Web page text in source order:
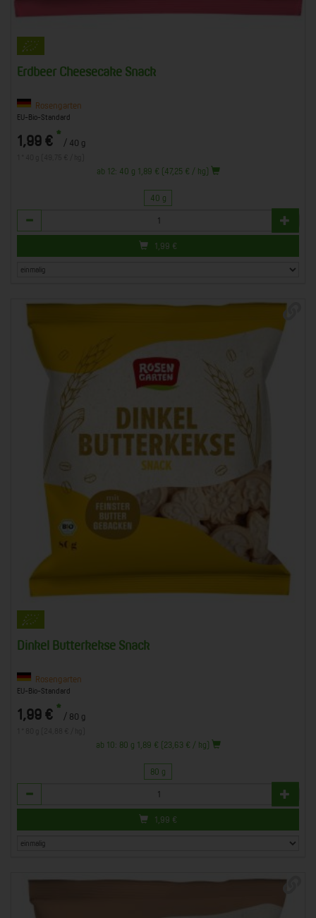
Erdbeer Cheesecake Snack
Rosengarten
EU-Bio-Standard
1,99 € * / 40 g
ab 12: 40 g 1,89 € (47,25 € / kg)
40 g
Anzahl
1,99 €
Dinkel Butterkekse Snack
Rosengarten
EU-Bio-Standard
1,99 € * / 80 g
ab 10: 80 g 1,89 € (23,63 € / kg)
80 g
Anzahl
1,99 €